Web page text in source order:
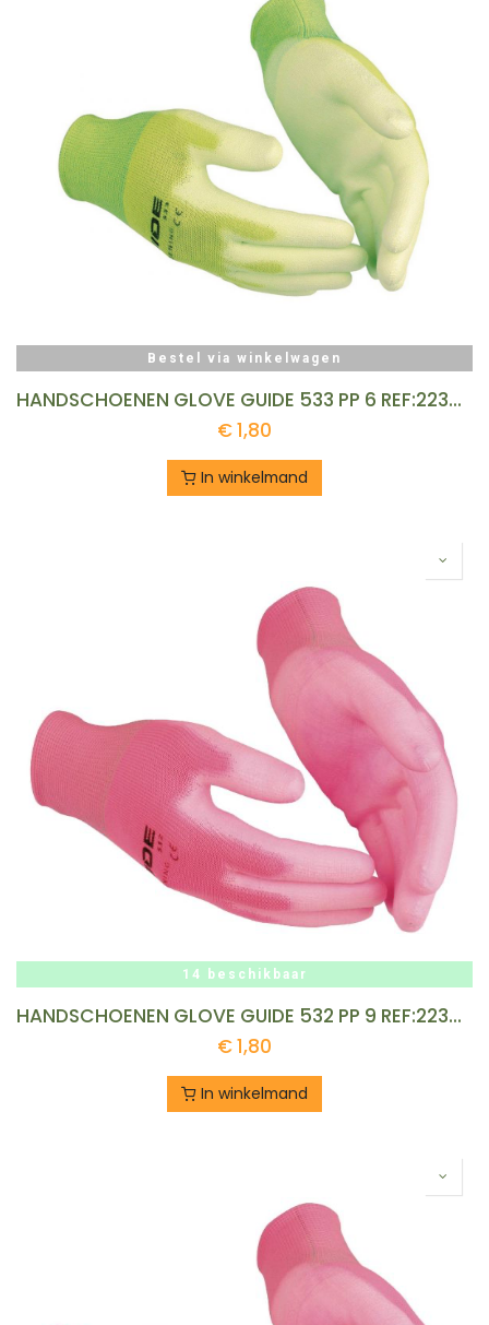
Bestel via winkelwagen
HANDSCHOENEN GLOVE GUIDE 533 PP 6 REF:223602392 GUIDE
€1,80
In winkelmand
14 beschikbaar
HANDSCHOENEN GLOVE GUIDE 532 PP 9 REF:223602350 GUIDE
€1,80
In winkelmand